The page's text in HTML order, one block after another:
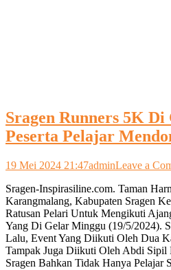
Sragen Runners 5K
Peserta Pelajar
19 Mei 2024 21:47adminLeave a
Sragen-Inspirasiline.com. Taman
Karangmalang, Kabupaten Sragen
Ratusan Pelari Untuk Mengikuti
Yang Di Gelar Minggu (19/5/2024).
Lalu, Event Yang Diikuti Oleh Dua
Tampak Juga Diikuti Oleh Abdi Sipil
Sragen Bahkan Tidak Hanya